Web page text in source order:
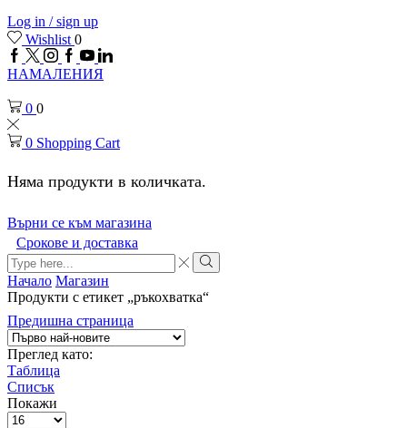
Log in / sign up
Wishlist 0
Facebook
Twitter
Instagram
Google
plus
Youtube
Linkedin
НАМАЛЕНИЯ
0 0
0 Shopping Cart
Няма продукти в количката.
Върни се към магазина
Срокове и доставка
Search
input
Search
Начало Магазин
Продукти с етикет „ръкохватка“
Предишна страница
Преглед като:
Таблица
Списък
Покажи
Брой